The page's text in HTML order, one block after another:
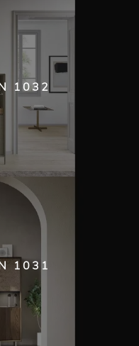
1032
1031